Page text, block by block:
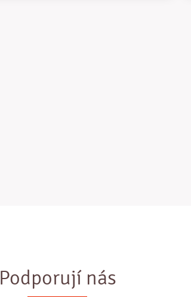
Podporují nás